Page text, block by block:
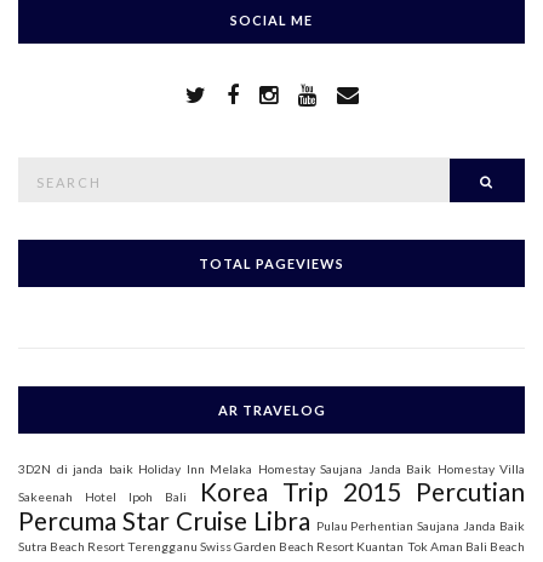
SOCIAL ME
c
f
TOTAL PAGEVIEWS
AR TRAVELOG
3D2N di janda baik Holiday Inn Melaka Homestay Saujana Janda Baik Homestay Villa
Sakeenah
Hotel Ipoh Bali Korea Trip 2015 Percutian
Percuma Star Cruise Libra Pulau Perhentian Saujana Janda Baik
Sutra Beach Resort Terengganu Swiss Garden Beach Resort Kuantan Tok Aman Bali Beach